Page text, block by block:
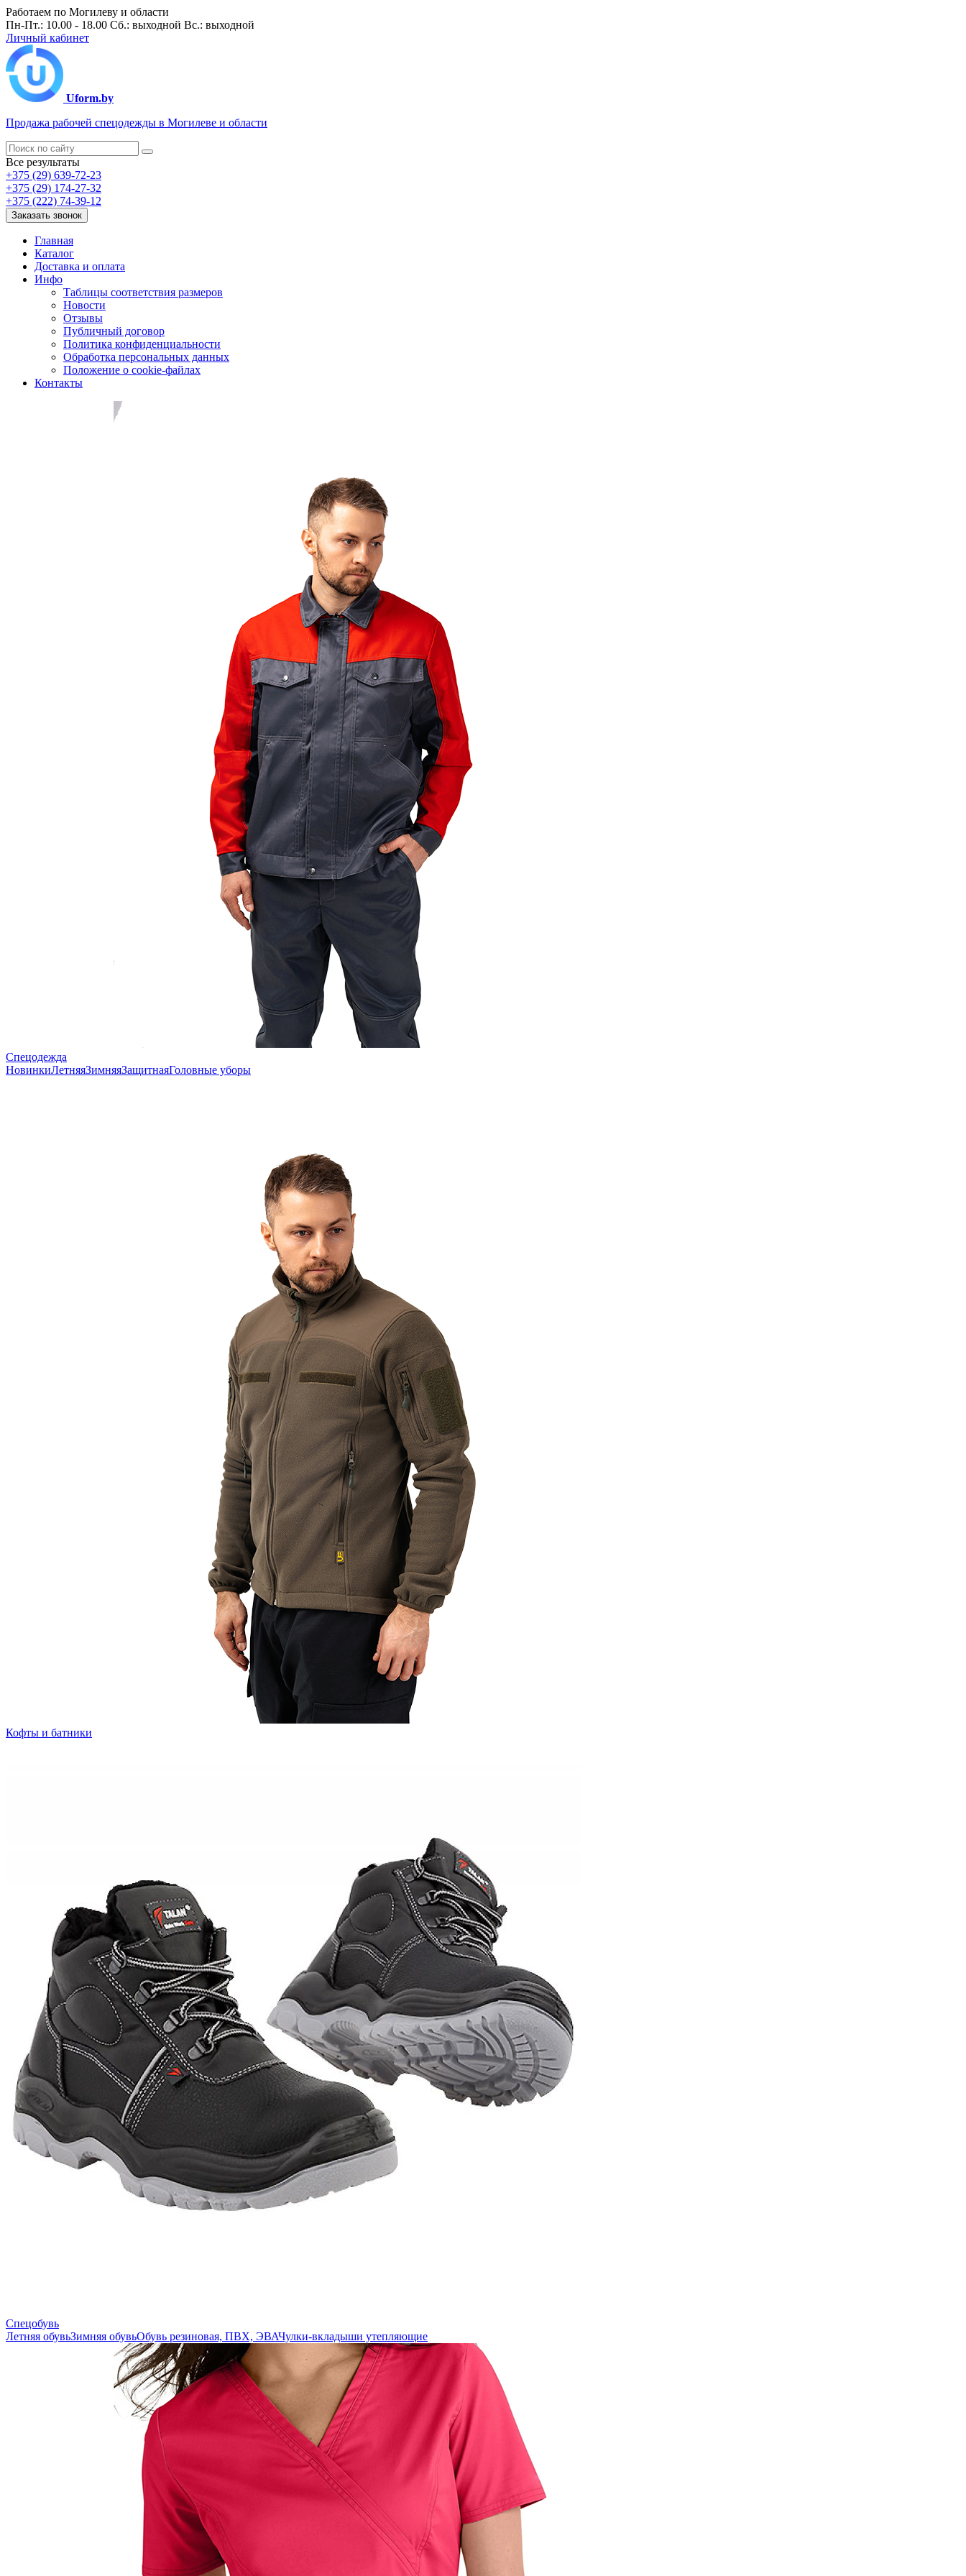
Работаем по Могилеву и области
Пн-Пт.: 10.00 - 18.00 Сб.: выходной Вс.: выходной
Личный кабинет
Uform.by
Продажа рабочей спецодежды в Могилеве и области
Все результаты
+375 (29) 639-72-23
+375 (29) 174-27-32
+375 (222) 74-39-12
Заказать звонок
Главная
Каталог
Доставка и оплата
Инфо
Таблицы соответствия размеров
Новости
Отзывы
Публичный договор
Политика конфиденциальности
Обработка персональных данных
Положение о cookie-файлах
Контакты
Спецодежда
НовинкиЛетняяЗимняяЗащитнаяГоловные уборы
Кофты и батники
Спецобувь
Летняя обувьЗимняя обувьОбувь резиновая, ПВХ, ЭВАЧулки-вкладыши утепляющие